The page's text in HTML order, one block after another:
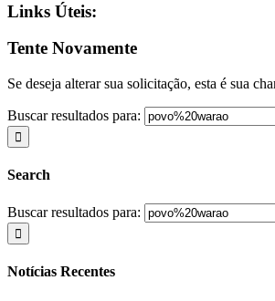
Links Úteis:
Tente Novamente
Se deseja alterar sua solicitação, esta é sua
Buscar resultados para:
Search
Buscar resultados para:
Notícias Recentes